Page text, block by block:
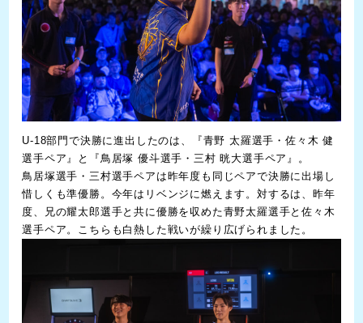
U-18部門で決勝に進出したのは、『青野 太羅選手・佐々木 健
選手ペア』と『鳥居塚 優斗選手・三村 晄大選手ペア』。
鳥居塚選手・三村選手ペアは昨年度も同じペアで決勝に出場し
惜しくも準優勝。今年はリベンジに燃えます。対するは、昨年
度、兄の耀太郎選手と共に優勝を収めた青野太羅選手と佐々木
選手ペア。こちらも白熱した戦いが繰り広げられました。